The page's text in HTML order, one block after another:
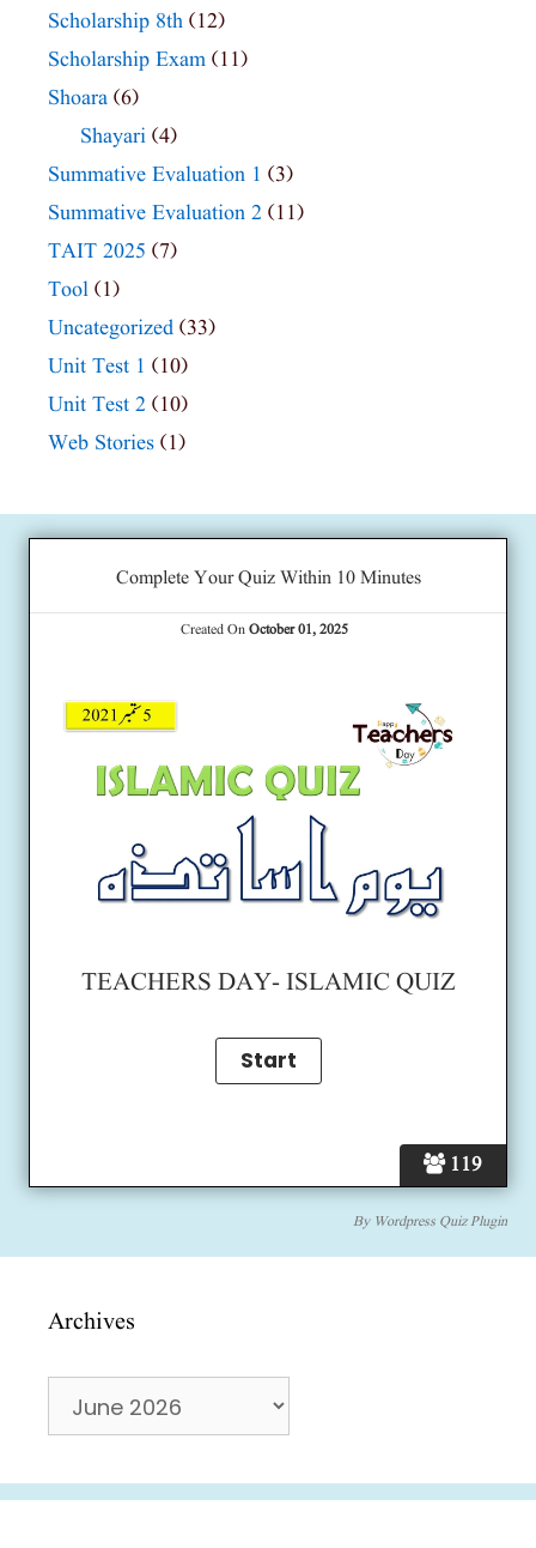
Scholarship 8th (12)
Scholarship Exam (11)
Shoara (6)
Shayari (4)
Summative Evaluation 1 (3)
Summative Evaluation 2 (11)
TAIT 2025 (7)
Tool (1)
Uncategorized (33)
Unit Test 1 (10)
Unit Test 2 (10)
Web Stories (1)
119
Complete Your Quiz Within 10 Minutes
Created OnOctober 01, 2025
TEACHERS DAY- ISLAMIC QUIZ
By Wordpress Quiz Plugin
Archives
Archives